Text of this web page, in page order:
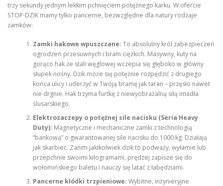
trzy sekundy jednym lekkim pchnięciem potężnego karku. W ofercie
STOP-DZIK mamy tylko pancerne, bezwzględne dla natury rodzaje
zamków:
Zamki hakowe wpuszczane: To absolutny król zabezpieczeń
ogrodzeń przesuwnych i bram ciężkich. Masywny, kuty na
gorąco hak ze stali węglowej wczepia się głęboko w główny
słupek nośny. Dzik może się potężnie rozpędzić z drugiego
końca ulicy i uderzyć w Twoją bramę jak taran – przęsło nawet
nie drgnie. Hak trzyma furtkę z niewyobrażalną siłą imadła
ślusarskiego.
Elektrozaczepy o potężnej sile nacisku (Seria Heavy
Duty): Magnetyczne i mechaniczne zamki z technologią
“bankową” o gwarantowanej sile nacisku do 1000 kg. Działają
jak skarbiec. Zanim jakikolwiek dzik to podważy, wyłamie lub
przepchnie swoimi kilogramami, prędzej zapisze się do
wołomińskiego baletu i nauczy się latać z łabędziami.
Pancerne kłódki trzpieniowe: Wybitne, inżynieryjne